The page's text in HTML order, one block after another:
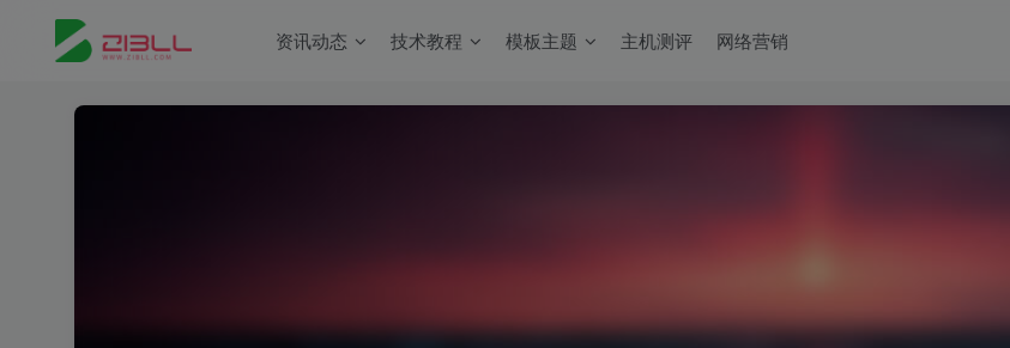
资讯动态 技术教程 模板主题 主机测评 网络营销